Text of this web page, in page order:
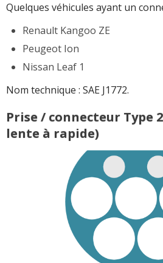
Quelques véhicules ayant un
Renault Kangoo ZE
Peugeot Ion
Nissan Leaf 1
Nom technique : SAE J1772.
Prise / connecteur Type
lente à rapide)